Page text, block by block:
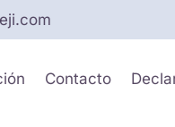
Contacto